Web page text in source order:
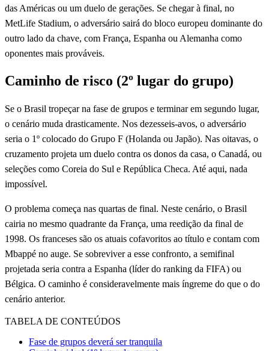
das Américas ou um duelo de gerações. Se chegar à final, no
MetLife Stadium, o adversário sairá do bloco europeu dominante do
outro lado da chave, com França, Espanha ou Alemanha como
oponentes mais prováveis.
Caminho de risco (2º lugar do grupo)
Se o Brasil tropeçar na fase de grupos e terminar em segundo lugar,
o cenário muda drasticamente. Nos dezesseis-avos, o adversário
seria o 1º colocado do Grupo F (Holanda ou Japão). Nas oitavas, o
cruzamento projeta um duelo contra os donos da casa, o Canadá, ou
seleções como Coreia do Sul e República Checa. Até aqui, nada
impossível.
O problema começa nas quartas de final. Neste cenário, o Brasil
cairia no mesmo quadrante da França, uma reedição da final de
1998. Os franceses são os atuais cofavoritos ao título e contam com
Mbappé no auge. Se sobreviver a esse confronto, a semifinal
projetada seria contra a Espanha (líder do ranking da FIFA) ou
Bélgica. O caminho é consideravelmente mais íngreme do que o do
cenário anterior.
TABELA DE CONTEÚDOS
Fase de grupos deverá ser tranquila